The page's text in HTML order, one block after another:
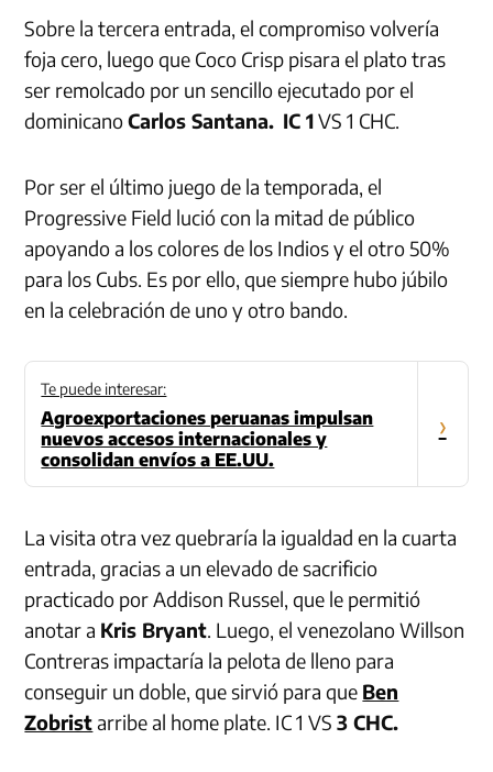
Sobre la tercera entrada, el compromiso volvería
foja cero, luego que Coco Crisp pisara el plato tras
ser remolcado por un sencillo ejecutado por el
dominicanoCarlos Santana. IC 1VS 1 CHC.
Por ser el último juego de la temporada, el
Progressive Field lució con la mitad de público
apoyando a los colores de los Indios y el otro 50%
para los Cubs. Es por ello, que siempre hubo júbilo
en la celebración de uno y otro bando.
Te puede interesar:
Agroexportaciones peruanas impulsan
nuevos accesos internacionales y
consolidan envíos a EE.UU.
›
La visita otra vez quebraría la igualdad en la cuarta
entrada, gracias a un elevado de sacrificio
practicado por Addison Russel, que le permitió
anotar a Kris Bryant. Luego, el venezolano Willson
Contreras impactaría la pelota de lleno para
conseguir un doble, que sirvió para que Ben
Zobristarribe al home plate. IC 1 VS3 CHC.